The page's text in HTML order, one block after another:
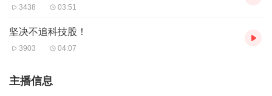
未来几天我会收到来自孔网的一本新书，还有三十多枚前些
天我三咸鱼购买的铜币。这都是让我开心的事情。人生要尽
3438 03:51
坚决不追科技股！
3903 04:07
主播信息